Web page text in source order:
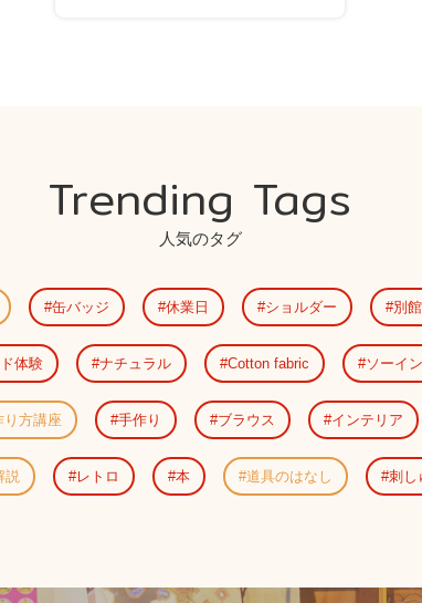
Trending Tags
人気のタグ
缶バッジ 休業日 ショルダー 別
体験 ナチュラル Cotton fabric ソーイ
り方講座 手作り ブラウス インテリア
説 レトロ 本 道具のはなし 刺し